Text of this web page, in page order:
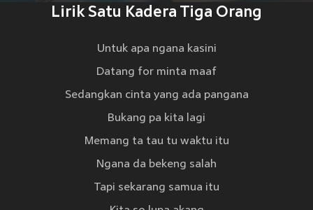
Lirik Satu Kadera Tiga Orang
Untuk apa ngana kasini
Datang for minta maaf
Sedangkan cinta yang ada pangana
Bukang pa kita lagi
Memang ta tau tu waktu itu
Ngana da bekeng salah
Tapi sekarang samua itu